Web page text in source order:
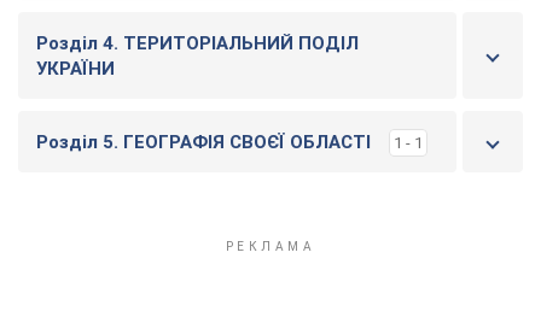
Розділ 4. ТЕРИТОРІАЛЬНИЙ ПОДІЛ
УКРАЇНИ
Розділ 5. ГЕОГРАФІЯ СВОЄЇ ОБЛАСТІ 1 - 1